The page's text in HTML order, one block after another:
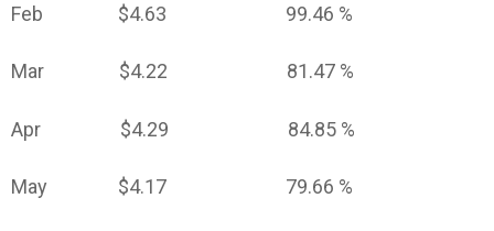
Feb $4.63 99.46 %
Mar $4.22 81.47 %
Apr $4.29 84.85 %
May $4.17 79.66 %